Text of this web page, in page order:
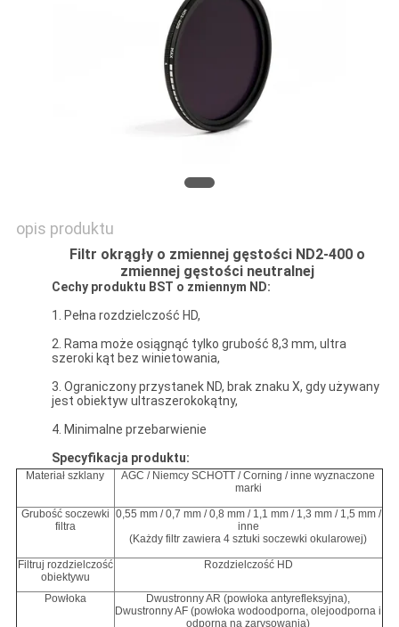
opis produktu
Filtr okrągły o zmiennej gęstości ND2-400 o
zmiennej gęstości neutralnej
Cechy produktu BST o zmiennym ND:
1. Pełna rozdzielczość HD,
2. Rama może osiągnąć tylko grubość 8,3 mm, ultra
szeroki kąt bez winietowania,
3. Ograniczony przystanek ND, brak znaku X, gdy używany
jest obiektyw ultraszerokokątny,
4. Minimalne przebarwienie
Specyfikacja produktu:
Materiał szklany
AGC / Niemcy SCHOTT / Corning / inne wyznaczone
marki
Grubość soczewki
filtra
0,55 mm / 0,7 mm / 0,8 mm / 1,1 mm / 1,3 mm / 1,5 mm /
inne
(Każdy filtr zawiera 4 sztuki soczewki okularowej)
Filtruj rozdzielczość
obiektywu
Rozdzielczość HD
Powłoka
Dwustronny AR (powłoka antyrefleksyjna),
Dwustronny AF (powłoka wodoodporna, olejoodporna i
odporna na zarysowania)